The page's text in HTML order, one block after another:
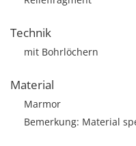
Technik
mit Bohrlöchern
Material
Marmor
Bemerkung: Material